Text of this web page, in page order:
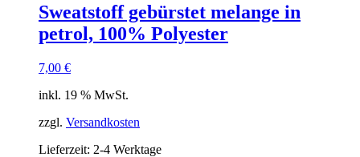
Sweatstoff gebürstet melange in
petrol, 100% Polyester
7,00 €
inkl. 19 % MwSt.
zzgl. Versandkosten
Lieferzeit: 2-4 Werktage